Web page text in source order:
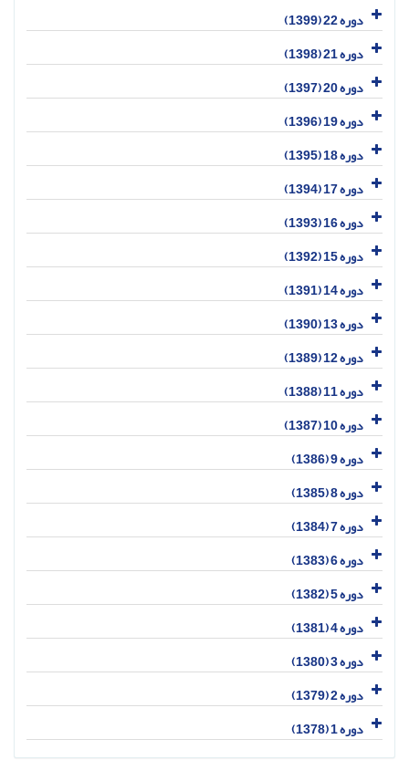
دوره 22 (1399)
دوره 21 (1398)
دوره 20 (1397)
دوره 19 (1396)
دوره 18 (1395)
دوره 17 (1394)
دوره 16 (1393)
دوره 15 (1392)
دوره 14 (1391)
دوره 13 (1390)
دوره 12 (1389)
دوره 11 (1388)
دوره 10 (1387)
دوره 9 (1386)
دوره 8 (1385)
دوره 7 (1384)
دوره 6 (1383)
دوره 5 (1382)
دوره 4 (1381)
دوره 3 (1380)
دوره 2 (1379)
دوره 1 (1378)